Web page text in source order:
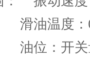
：
关量